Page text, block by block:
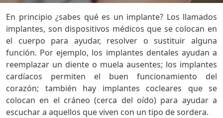
En principio ¿sabes qué es un implante? Los llamados
implantes, son dispositivos médicos que se colocan en
el cuerpo para ayudar, resolver o sustituir alguna
función. Por ejemplo, los implantes dentales ayudan a
reemplazar un diente o muela ausentes; los implantes
cardíacos permiten el buen funcionamiento del
corazón; también hay implantes cocleares que se
colocan en el cráneo (cerca del oído) para ayudar a
escuchar a aquellos que viven con un tipo de sordera.